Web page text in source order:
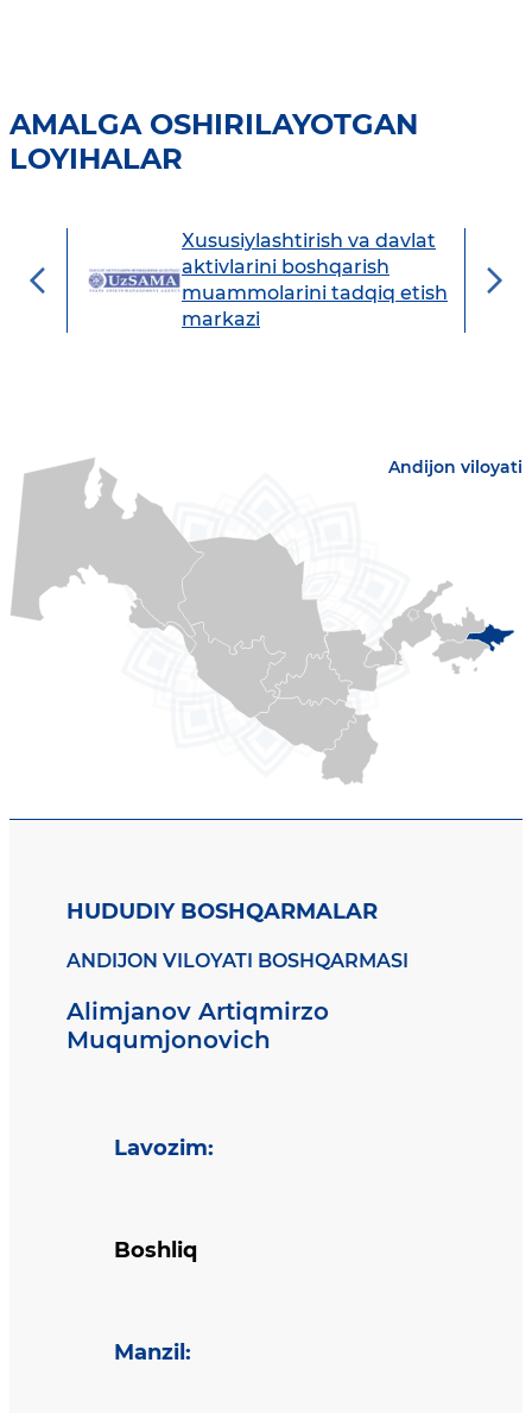
AMALGA OSHIRILAYOTGAN
LOYIHALAR
Xususiylashtirish va davlat
aktivlarini boshqarish
muammolarini tadqiq etish
markazi
Andijon viloyati
HUDUDIY BOSHQARMALAR
ANDIJON VILOYATI BOSHQARMASI
Alimjanov Artiqmirzo
Muqumjonovich
Lavozim:
Boshliq
Manzil :